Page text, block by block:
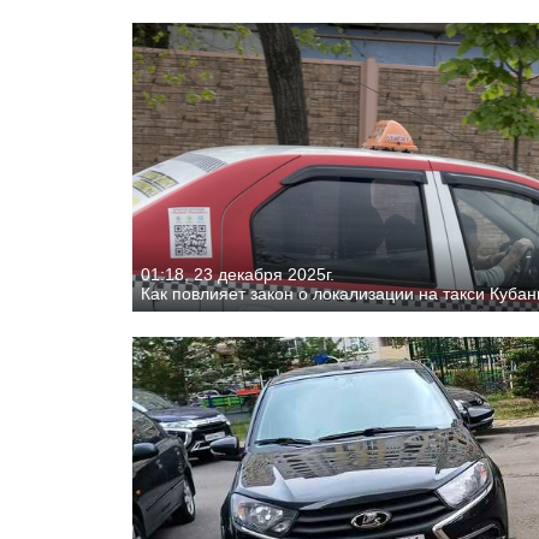
01:18, 23 декабря 2025г.
Как повлияет закон о локализации на такси